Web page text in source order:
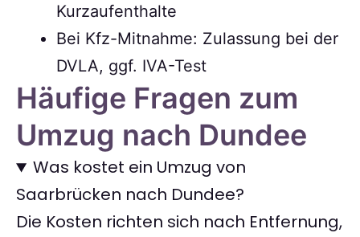
Kurzaufenthalte
Bei Kfz-Mitnahme: Zulassung bei der
DVLA, ggf. IVA-Test
Häufige Fragen zum
Umzug nach Dundee
Was kostet ein Umzug von
Saarbrücken nach Dundee?
Die Kosten richten sich nach Entfernung,